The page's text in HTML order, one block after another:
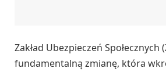
Zakład Ubezpieczeń Społecznych
fundamentalną zmianę, która